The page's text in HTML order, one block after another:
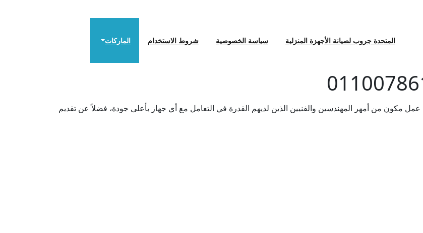
المتحدة جروب لصيانة الأجهزة المنزلية سياسة الخصوصية شروط الاستخدام الماركات
عمل مكون من أمهر المهندسين والفنيين الذين لديهم القدرة في التعامل مع أي جهاز بأعلى جودة، فضلاً عن تقديم